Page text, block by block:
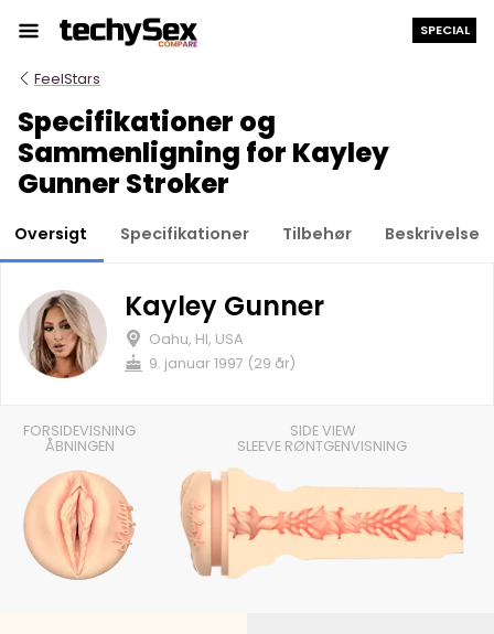
indholdet
SPECIAL
FeelStars
Specifikationer og
Sammenligning for Kayley
Gunner Stroker
Oversigt Specifikationer Tilbehør Beskrivelse
FORSIDEVISNING
ÅBNINGEN
SIDE VIEW
SLEEVE RØNTGENVISNING
Kayley Gunner
Oahu, HI, USA
9. januar 1997 (29 år)